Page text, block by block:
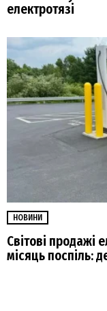
електротязі
НОВИНИ
Світові продажі
місяць поспіль: